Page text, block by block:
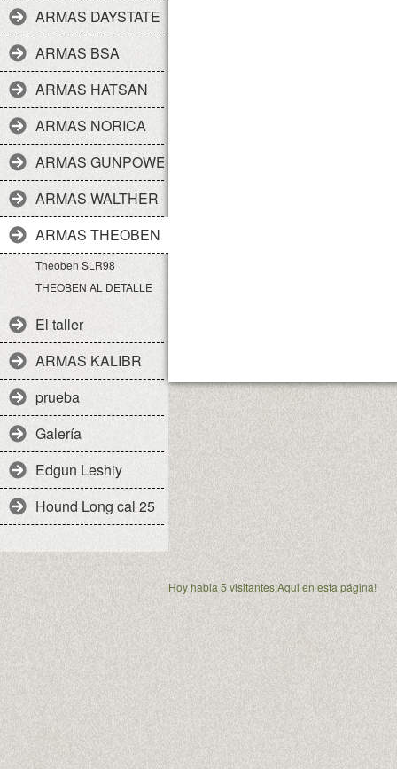
ARMAS DAYSTATE
ARMAS BSA
ARMAS HATSAN
ARMAS NORICA
ARMAS GUNPOWER
ARMAS WALTHER
ARMAS THEOBEN
Theoben SLR98
THEOBEN AL DETALLE
El taller
ARMAS KALIBR
prueba
Galería
Edgun Leshiy
Hound Long cal 25
Hoy habia 5 visitantes¡Aqui en esta página!